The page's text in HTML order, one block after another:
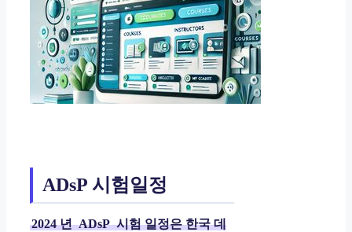
ADsP 시험일정
2024 년 ADsP 시험 일정은 한국 데